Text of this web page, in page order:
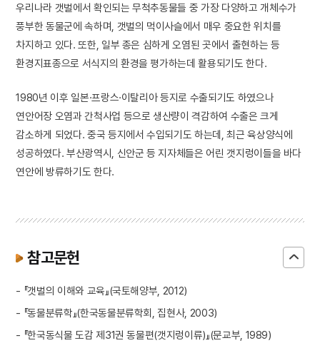
우리나라 갯벌에서 확인되는 무척추동물들 중 가장 다양하고 개체수가
풍부한 동물군에 속하며, 갯벌의 먹이사슬에서 매우 중요한 위치를
차지하고 있다. 또한, 일부 종은 심하게 오염된 곳에서 출현하는 등
환경지표종으로 서식지의 환경을 평가하는데 활용되기도 한다.
1980년 이후 일본·프랑스·이탈리아 등지로 수출되기도 하였으나
연안어장 오염과 간척사업 등으로 생산량이 격감하여 수출은 크게
감소하게 되었다. 중국 등지에서 수입되기도 하는데, 최근 육상양식에
성공하였다. 부산광역시, 신안군 등 지자체들은 어린 갯지렁이들을 바다
연안에 방류하기도 한다.
참고문헌
- 『갯벌의 이해와 교육』(국토해양부, 2012)
- 『동물분류학』(한국동물분류학회, 집현사, 2003)
- 『한국동식물 도감 제31권 동물편(갯지렁이류)』(문교부, 1989)